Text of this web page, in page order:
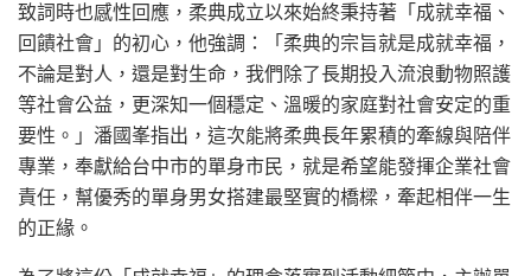
致詞時也感性回應，柔典成立以來始終秉持著「成就幸福、
回饋社會」的初心，他強調：「柔典的宗旨就是成就幸福，
不論是對人，還是對生命，我們除了長期投入流浪動物照護
等社會公益，更深知一個穩定、溫暖的家庭對社會安定的重
要性。」潘國峯指出，這次能將柔典長年累積的牽線與陪伴
專業，奉獻給台中市的單身市民，就是希望能發揮企業社會
責任，幫優秀的單身男女搭建最堅實的橋樑，牽起相伴一生
的正緣。